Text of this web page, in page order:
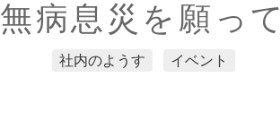
無病息災を願って
社内のようす イベント